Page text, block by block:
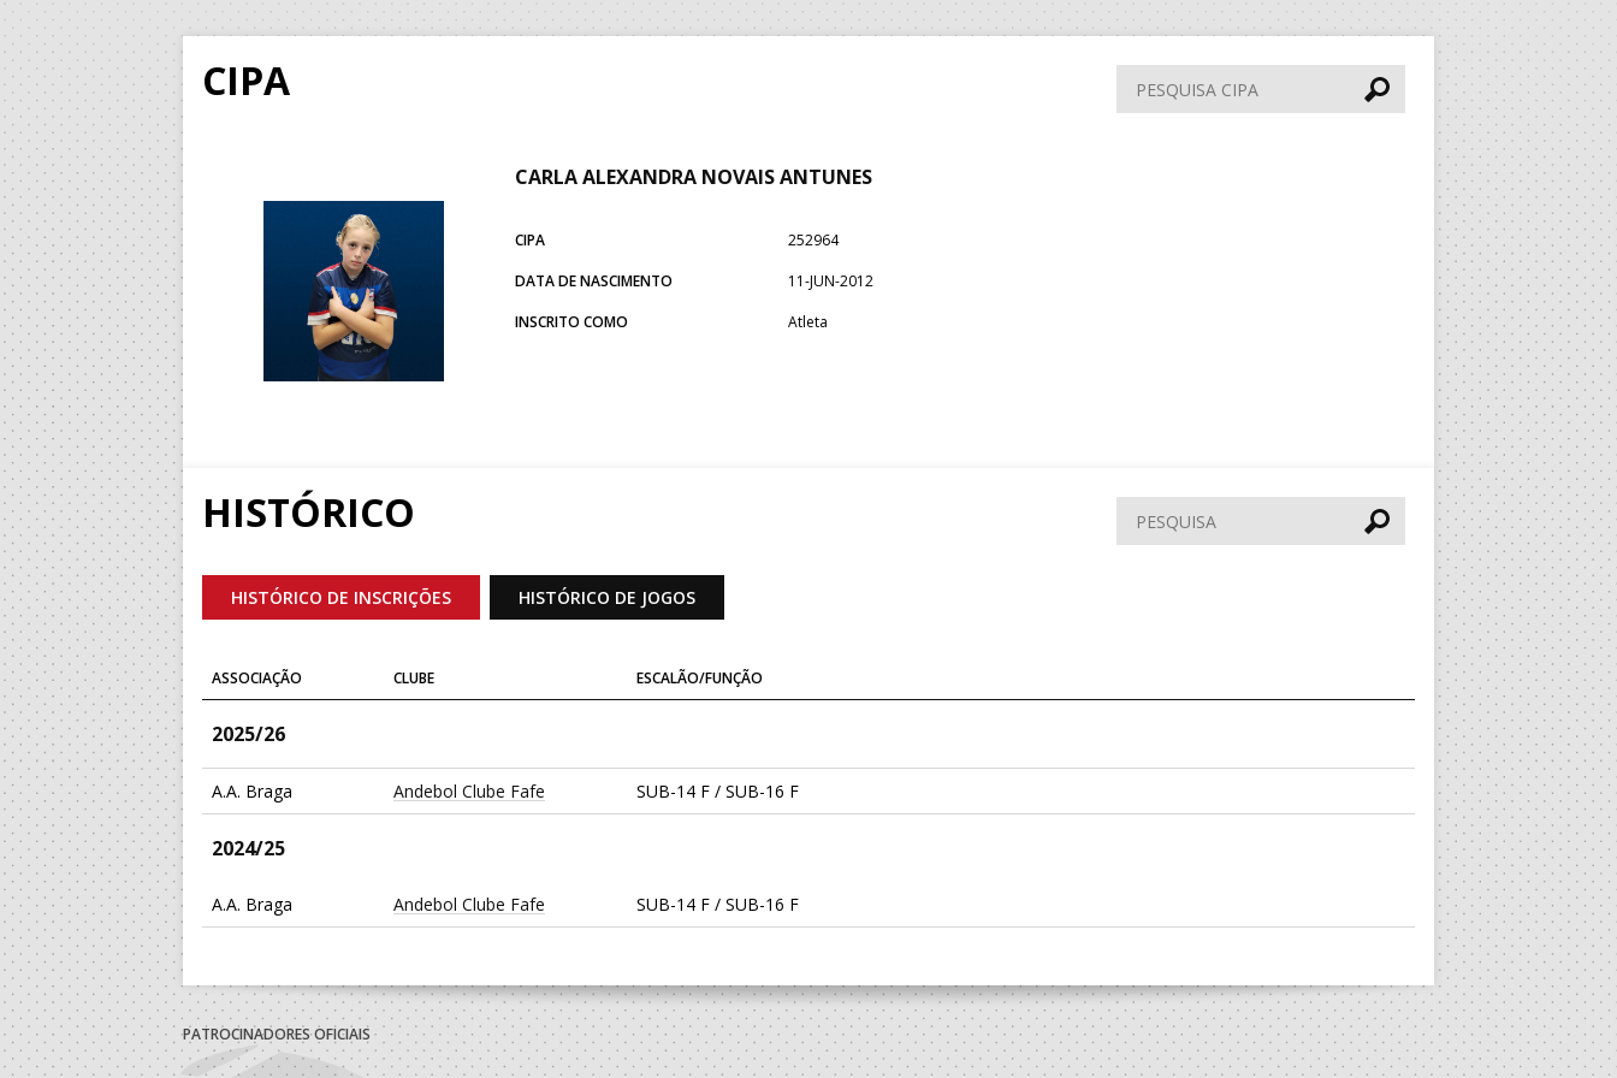
CIPA
Pesquisa
CIPA
CARLA ALEXANDRA NOVAIS ANTUNES
CIPA
252964
DATA DE NASCIMENTO
11-JUN-2012
INSCRITO COMO
Atleta
HISTÓRICO Pesquisar
HISTÓRICO DE INSCRIÇÕES HISTÓRICO DE JOGOS
ASSOCIAÇÃO CLUBE ESCALÃO/FUNÇÃO
2025/26
A.A. Braga Andebol Clube Fafe SUB-14 F / SUB-16 F
2024/25
A.A. Braga Andebol Clube Fafe SUB-14 F / SUB-16 F
PATROCINADORES OFICIAIS